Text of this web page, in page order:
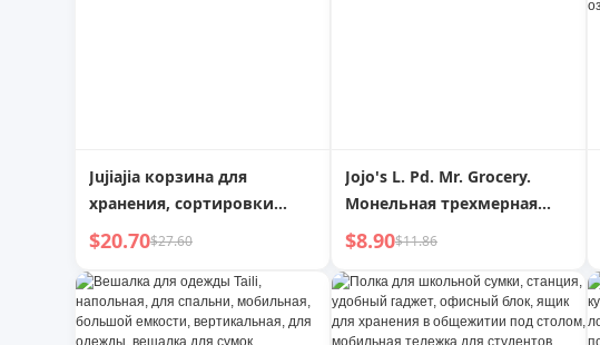
Jujiajia корзина для
хранения, сортировки
белья, пластиковая,
комнаты, мобильная
напольная
$20.70$27.60
Jojo's L. Pd. Mr. Grocery.
Монельная трехмерная
геометрическая
ручной работы | Byre
$8.90$11.86